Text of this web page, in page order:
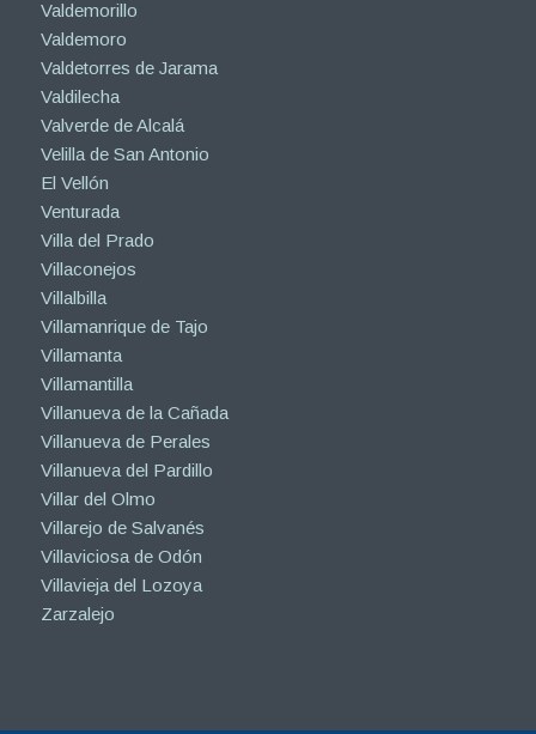
Valdemorillo
Valdemoro
Valdetorres de Jarama
Valdilecha
Valverde de Alcalá
Velilla de San Antonio
El Vellón
Venturada
Villa del Prado
Villaconejos
Villalbilla
Villamanrique de Tajo
Villamanta
Villamantilla
Villanueva de la Cañada
Villanueva de Perales
Villanueva del Pardillo
Villar del Olmo
Villarejo de Salvanés
Villaviciosa de Odón
Villavieja del Lozoya
Zarzalejo